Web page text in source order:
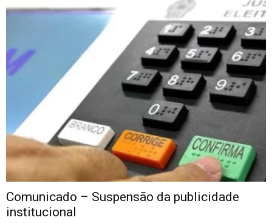
Comunicado – Suspensão da publicidade
institucional